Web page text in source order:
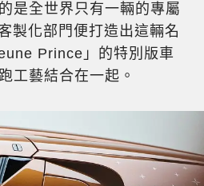
是全世界只有一輛的專屬
製化部門便打造出這輛名
Prince」的特別版車
工藝結合在一起。